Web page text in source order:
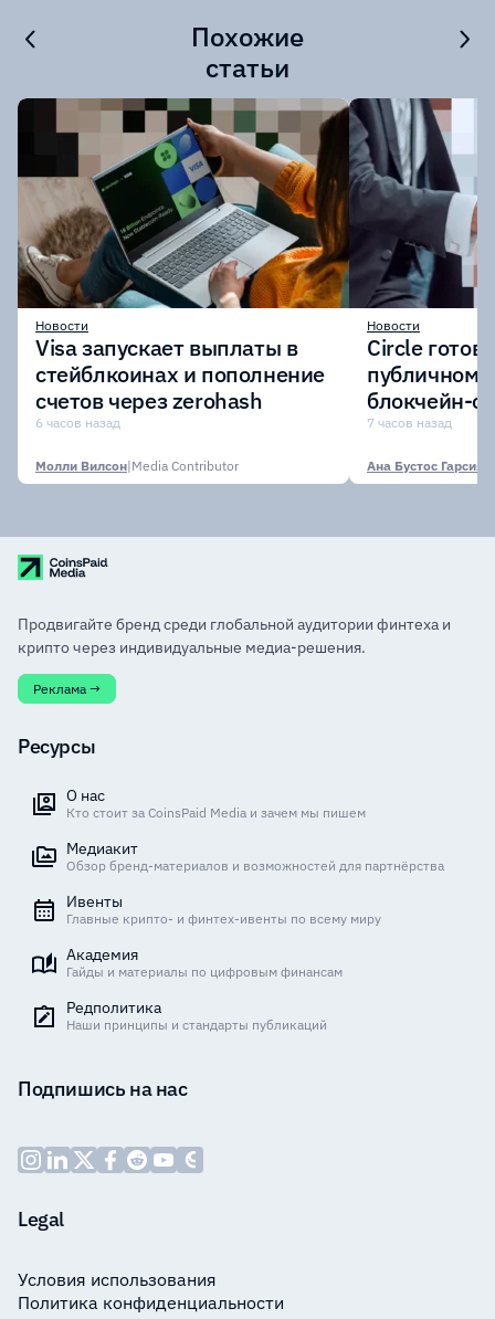
Похожие
статьи
Новости
Visa запускает выплаты в
стейблкоинах и пополнение
счетов через zerohash
6 часов назад
Молли Вилсон|Media Contributor
Новости
Circle
публичному
блокчейн-
участии
7 часов назад
Ана Бустос Гарсия
Продвигайте бренд среди глобальной аудитории финтеха и
крипто через индивидуальные медиа-решения.
Реклама →
Ресурсы
О нас
Кто стоит за CoinsPaid Media и зачем мы пишем
Медиакит
Обзор бренд-материалов и возможностей для партнёрства
Ивенты
Главные крипто- и финтех-ивенты по всему миру
Академия
Гайды и материалы по цифровым финансам
Редполитика
Наши принципы и стандарты публикаций
Подпишись на нас
Legal
Условия использования
Политика конфиденциальности